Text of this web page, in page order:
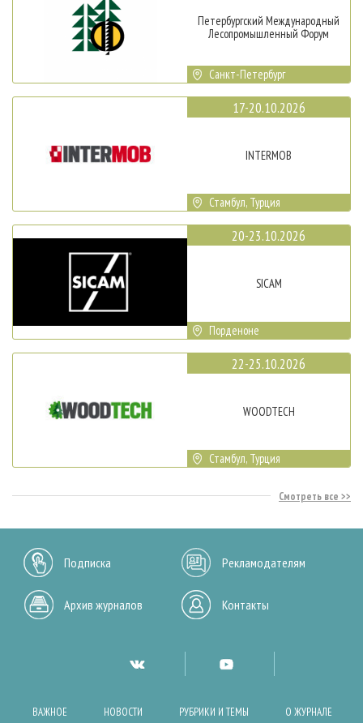
Петербургский Международный
Лесопромышленный Форум
Санкт-Петербург
17-20.10.2026
INTERMOB
Стамбул, Турция
20-23.10.2026
SICAM
Порденоне
22-25.10.2026
WOODTECH
Стамбул, Турция
Смотреть все
Подписка Рекламодателям
Архив журналов Контакты
ВАЖНОЕ НОВОСТИ РУБРИКИ И ТЕМЫ О ЖУРНАЛЕ